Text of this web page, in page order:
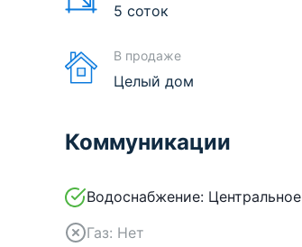
5 соток
В продаже
Целый дом
Коммуникации
Водоснабжение: Центральное
Газ: Нет